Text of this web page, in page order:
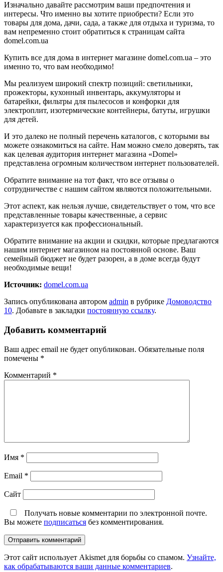
Изначально давайте рассмотрим ваши предпочтения и
интересы. Что именно вы хотите приобрести? Если это
товары для дома, дачи, сада, а также для отдыха и туризма, то
вам непременно стоит обратиться к страницам сайта
domel.com.ua
Купить все для дома в интернет магазине domel.com.ua – это
именно то, что вам необходимо!
Мы реализуем широкий спектр позиций: светильники,
прожекторы, кухонный инвентарь, аккумуляторы и
батарейки, фильтры для пылесосов и конфорки для
электроплит, изотермические контейнеры, батуты, игрушки
для детей.
И это далеко не полный перечень каталогов, с которыми вы
можете ознакомиться на сайте. Нам можно смело доверять, так
как целевая аудитория интернет магазина «Domel»
представлена огромным количеством интернет пользователей.
Обратите внимание на тот факт, что все отзывы о
сотрудничестве с нашим сайтом являются положительными.
Этот аспект, как нельзя лучше, свидетельствует о том, что все
представленные товары качественные, а сервис
характеризуется как профессиональный.
Обратите внимание на акции и скидки, которые предлагаются
нашим интернет магазином на постоянной основе. Ваш
семейный бюджет не будет разорен, а в доме всегда будут
необходимые вещи!
Источник: domel.com.ua
Запись опубликована автором admin в рубрике Домоводство
10. Добавьте в закладки постоянную ссылку.
Добавить комментарий
Ваш адрес email не будет опубликован. Обязательные поля
помечены *
Комментарий *
Имя *
Email *
Сайт
Получать новые комментарии по электронной почте.
Вы можете подписаться без комментирования.
Этот сайт использует Akismet для борьбы со спамом. Узнайте,
как обрабатываются ваши данные комментариев.